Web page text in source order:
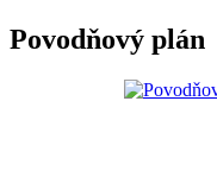
Povodňový plán